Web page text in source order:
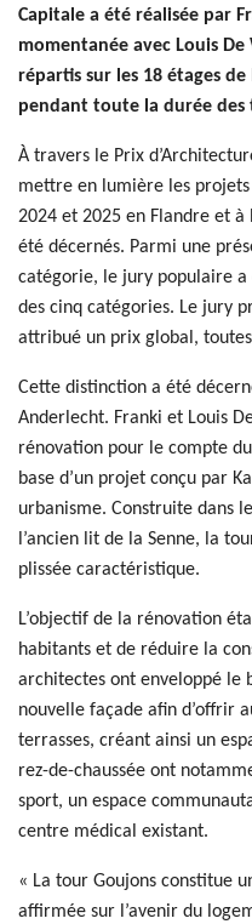
Capitale a été réalisée par
momentanée avec Louis De
répartis sur les 18 étages
pendant toute la durée des
À travers le Prix
mettre en lumière les
2024 et 2025 en Flandre et
été décernés. Parmi une
catégorie, le jury populaire a
des cinq catégories. Le jury
attribué un prix global,
Cette distinction a été
Anderlecht. Franki et Louis
rénovation pour le compte
base d’un projet conçu par
urbanisme. Construite dans
l’ancien lit de la Senne, la
plissée caractéristique.
L’objectif de la rénovation
habitants et de réduire la
architectes ont enveloppé le
nouvelle façade afin d’offrir
terrasses, créant ainsi un
rez-de-chaussée ont
sport, un espace
centre médical existant.
« La tour Goujons constitue
affirmée sur l’avenir du